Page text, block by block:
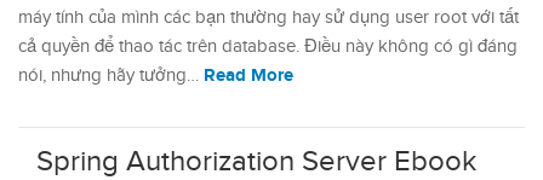
máy tính của mình các bạn thường hay sử dụng user root với tất
cả quyền để thao tác trên database. Điều này không có gì đáng
nói, nhưng hãy tưởng… Read More
Spring Authorization Server Ebook